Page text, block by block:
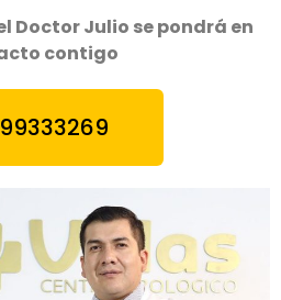
Doctor Julio se pondrá en
contigo